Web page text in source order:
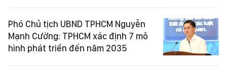
Phó Chủ tịch UBND TPHCM Nguyễn
Mạnh Cường: TPHCM xác định 7 mô
hình phát triển đến năm 2035